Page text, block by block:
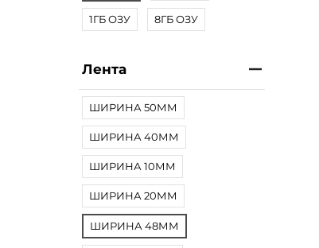
1ГБ ОЗУ 8ГБ ОЗУ
Лента
ШИРИНА 50ММ
ШИРИНА 40ММ
ШИРИНА 10ММ
ШИРИНА 20ММ
ШИРИНА 48ММ